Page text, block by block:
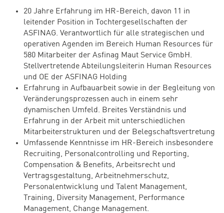
20 Jahre Erfahrung im HR-Bereich, davon 11 in
leitender Position in Tochtergesellschaften der
ASFINAG. Verantwortlich für alle strategischen und
operativen Agenden im Bereich Human Resources für
580 Mitarbeiter der Asfinag Maut Service GmbH.
Stellvertretende Abteilungsleiterin Human Resources
und OE der ASFINAG Holding
Erfahrung in Aufbauarbeit sowie in der Begleitung von
Veränderungsprozessen auch in einem sehr
dynamischen Umfeld. Breites Verständnis und
Erfahrung in der Arbeit mit unterschiedlichen
Mitarbeiterstrukturen und der Belegschaftsvertretung
Umfassende Kenntnisse im HR-Bereich insbesondere
Recruiting, Personalcontrolling und Reporting,
Compensation & Benefits, Arbeitsrecht und
Vertragsgestaltung, Arbeitnehmerschutz,
Personalentwicklung und Talent Management,
Training, Diversity Management, Performance
Management, Change Management.